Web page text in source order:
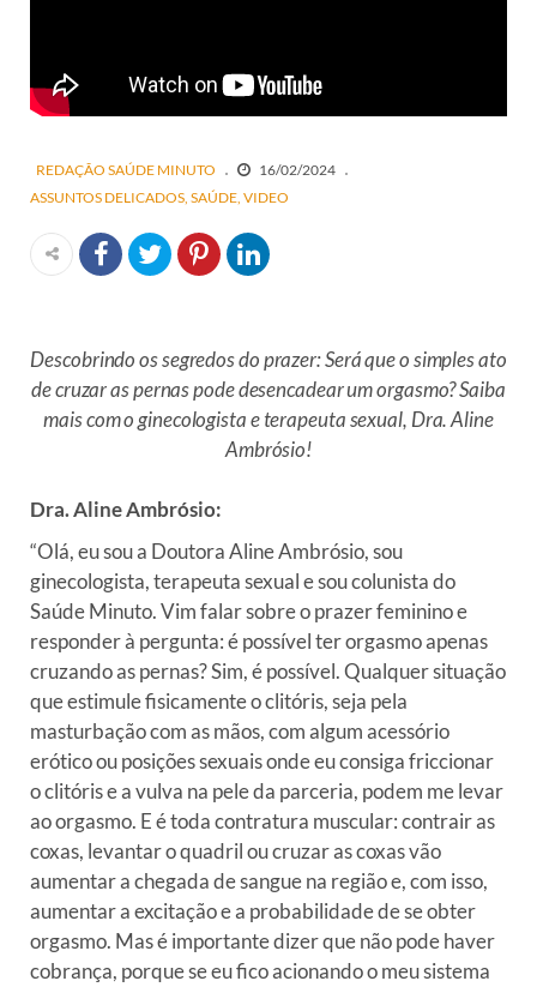
REDAÇÃO SAÚDE MINUTO
16/02/2024
ASSUNTOS DELICADOS SAÚDE VIDEO
Descobrindo os segredos do prazer: Será que o simples ato
de cruzar as pernas pode desencadear um orgasmo? Saiba
mais com o ginecologista e terapeuta sexual, Dra. Aline
Ambrósio!
Dra. Aline Ambrósio:
“Olá, eu sou a Doutora Aline Ambrósio, sou
ginecologista, terapeuta sexual e sou colunista do
Saúde Minuto. Vim falar sobre o prazer feminino e
responder à pergunta: é possível ter orgasmo apenas
cruzando as pernas? Sim, é possível. Qualquer situação
que estimule fisicamente o clitóris, seja pela
masturbação com as mãos, com algum acessório
erótico ou posições sexuais onde eu consiga friccionar
o clitóris e a vulva na pele da parceria, podem me levar
ao orgasmo. E é toda contratura muscular: contrair as
coxas, levantar o quadril ou cruzar as coxas vão
aumentar a chegada de sangue na região e, com isso,
aumentar a excitação e a probabilidade de se obter
orgasmo. Mas é importante dizer que não pode haver
cobrança, porque se eu fico acionando o meu sistema